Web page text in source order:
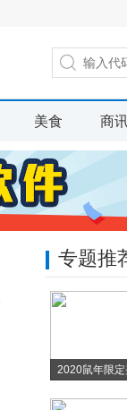
美食 商
专题推
2020鼠年限